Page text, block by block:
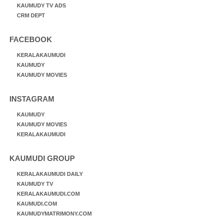
KAUMUDY TV ADS
CRM DEPT
FACEBOOK
KERALAKAUMUDI
KAUMUDY
KAUMUDY MOVIES
INSTAGRAM
KAUMUDY
KAUMUDY MOVIES
KERALAKAUMUDI
KAUMUDI GROUP
KERALAKAUMUDI DAILY
KAUMUDY TV
KERALAKAUMUDI.COM
KAUMUDI.COM
KAUMUDYMATRIMONY.COM